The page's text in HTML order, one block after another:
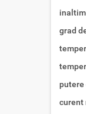
grad
putere
curent